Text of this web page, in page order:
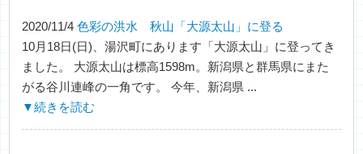
2020/11/4 色彩の洪水 秋山「大源太山」に登る
10月18日(日)、湯沢町にあります「大源太山」に登ってき
ました。 大源太山は標高1598m。新潟県と群馬県にまた
がる谷川連峰の一角です。 今年、新潟県 ...
▼続きを読む